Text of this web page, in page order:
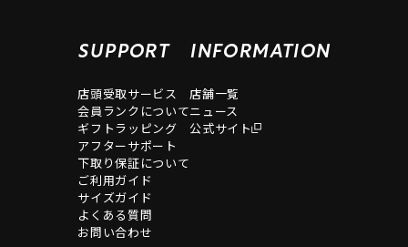
SUPPORT
店頭受取サービス
会員ランクについて
ギフトラッピング
アフターサポート
下取り保証について
ご利用ガイド
サイズガイド
よくある質問
お問い合わせ
INFORMATION
店舗一覧
ニュース
公式サイト